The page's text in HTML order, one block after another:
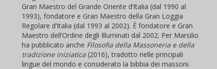
Gran Maestro del Grande Oriente d’Italia (dal 1990 al
1993), fondatore e Gran Maestro della Gran Loggia
Regolare d’Italia (dal 1993 al 2002). È fondatore e Gran
Maestro dell’Ordine degli Illuminati dal 2002. Per Marsilio
ha pubblicato anche Filosofia della Massoneria e della
tradizione iniziatica (2016), tradotto nelle principali
lingue del mondo e considerato la bibbia dei massoni.